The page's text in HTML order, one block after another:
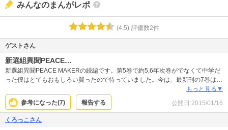
みんなのまんがレポ
(4.5) 評価数2件
ゲストさん
新選組異聞PEACE…
新選組異聞PEACE MAKERの続編です。第5巻で約5,6年次巻がでなくて中学だ
った僕はとてもおもしろい買ったので待っていました。今は、最新刊の7巻は新
選組の北上編にあたり新キャラの田村銀ノ助や野村利三郎などが出てきます。
もっと見る▼
参考になった(7) 報告する 公開日:2015/01/16
くろっこさん